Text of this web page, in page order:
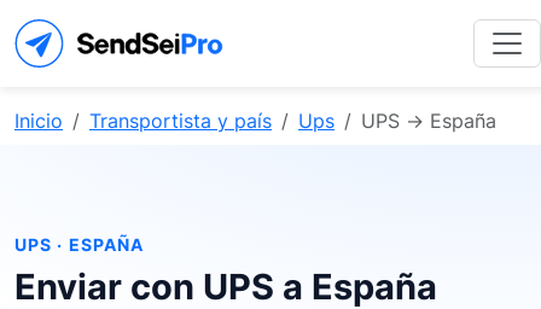
Inicio Transportista y país Ups UPS → España
UPS · ESPAÑA
Enviar con UPS a España